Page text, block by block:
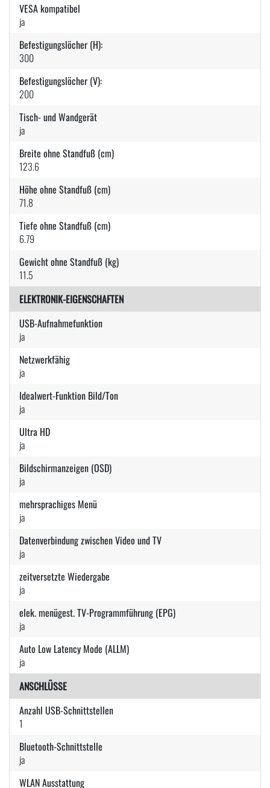
VESA kompatibel
ja
Befestigungslöcher (H):
300
Befestigungslöcher (V):
200
Tisch- und Wandgerät
ja
Breite ohne Standfuß (cm)
123.6
Höhe ohne Standfuß (cm)
71.8
Tiefe ohne Standfuß (cm)
6.79
Gewicht ohne Standfuß (kg)
11.5
ELEKTRONIK-EIGENSCHAFTEN
USB-Aufnahmefunktion
ja
Netzwerkfähig
ja
Idealwert-Funktion Bild/Ton
ja
Ultra HD
ja
Bildschirmanzeigen (OSD)
ja
mehrsprachiges Menü
ja
Datenverbindung zwischen Video und TV
ja
zeitversetzte Wiedergabe
ja
elek. menügest. TV-Programmführung (EPG)
ja
Auto Low Latency Mode (ALLM)
ja
ANSCHLÜSSE
Anzahl USB-Schnittstellen
1
Bluetooth-Schnittstelle
ja
WLAN Ausstattung